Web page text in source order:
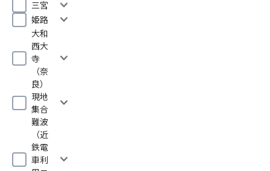
三宮 expand_more
姫路 expand_more
大和
西大
寺
（奈
良）
expand_more
現地
集合
expand_more
難波
（近
鉄電
車利
expand_more